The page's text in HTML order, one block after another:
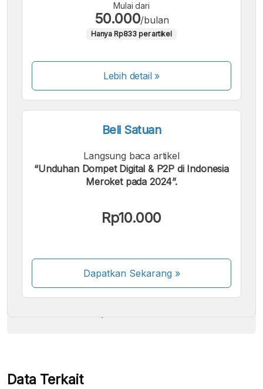
Mulai dari
50.000/bulan
Hanya Rp833 per artikel
Lebih detail »
Beli Satuan
Langsung baca artikel
“Unduhan Dompet Digital & P2P di Indonesia
Meroket pada 2024”.
Rp10.000
Dapatkan Sekarang»
Kami menerima pembayaran berikut:
Beberapa metode pembayaran masih dalam
Data Terkait